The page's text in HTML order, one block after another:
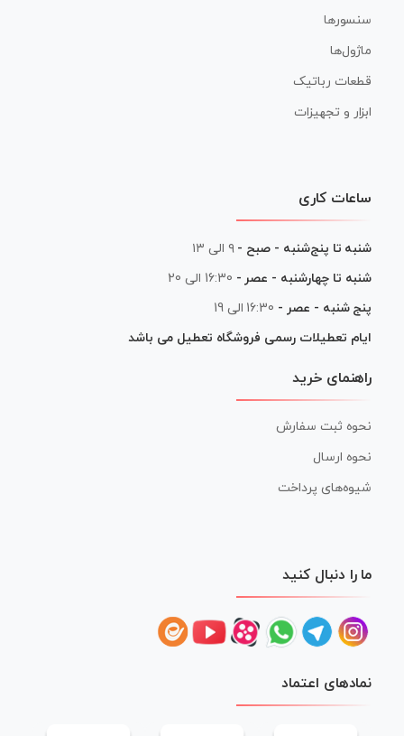
سنسورها
ماژول‌ها
قطعات رباتیک
ابزار و تجهیزات
ساعات کاری
شنبه تا پنج‌شنبه - صبح - ۹ الی ۱۳
شنبه تا چهارشنبه - عصر - 16:30 الی 20
پنج شنبه - عصر - 16:30 الی 19
ایام تعطیلات رسمی فروشگاه تعطیل می باشد
راهنمای خرید
نحوه ثبت سفارش
نحوه ارسال
شیوه‌های پرداخت
ما را دنبال کنید
نمادهای اعتماد